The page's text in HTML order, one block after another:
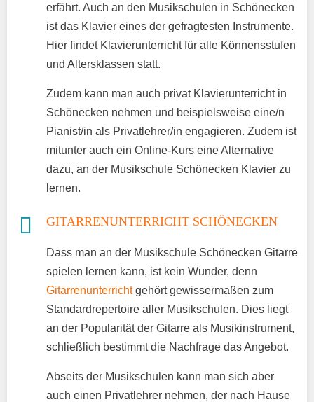
erfährt. Auch an den Musikschulen in Schönecken
ist das Klavier eines der gefragtesten Instrumente.
Hier findet Klavierunterricht für alle Könnensstufen
und Altersklassen statt.
Zudem kann man auch privat Klavierunterricht in
Schönecken nehmen und beispielsweise eine/n
Pianist/in als Privatlehrer/in engagieren. Zudem ist
mitunter auch ein Online-Kurs eine Alternative
dazu, an der Musikschule Schönecken Klavier zu
lernen.
GITARRENUNTERRICHT SCHÖNECKEN
Dass man an der Musikschule Schönecken Gitarre
spielen lernen kann, ist kein Wunder, denn
Gitarrenunterrichtgehört gewissermaßen zum
Standardrepertoire aller Musikschulen. Dies liegt
an der Popularität der Gitarre als Musikinstrument,
schließlich bestimmt die Nachfrage das Angebot.
Abseits der Musikschulen kann man sich aber
auch einen Privatlehrer nehmen, der nach Hause